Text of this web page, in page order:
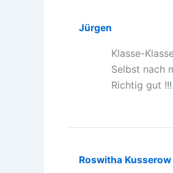
Jürgen
Klasse-
Selbst nach
Richtig gut !!!
Roswitha Kusserow